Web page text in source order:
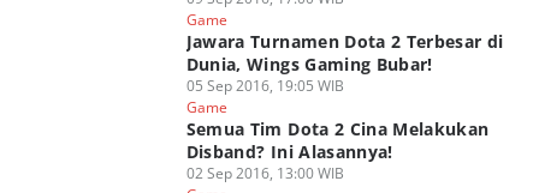
Game
Jawara Turnamen Dota 2 Terbesar di
Dunia, Wings Gaming Bubar!
05 Sep 2016, 19:05 WIB
Game
Semua Tim Dota 2 Cina Melakukan
Disband? Ini Alasannya!
02 Sep 2016, 13:00 WIB